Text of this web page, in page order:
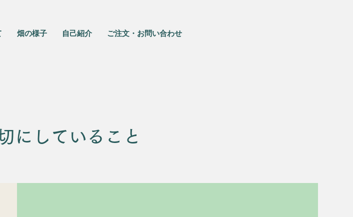
畑の様子 自己紹介 ご注文・お問い合わせ
にしていること